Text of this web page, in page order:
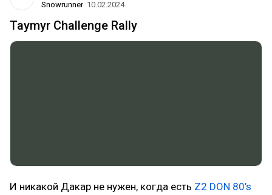
Snowrunner 10.02.2024
Taymyr Challenge Rally
И никакой Дакар не нужен, когда есть Z2 DON 80’s